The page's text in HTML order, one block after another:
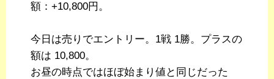
額：+10,800円。
今日は売りでエントリー。1戦 1勝。プラスの
額は 10,800。
お昼の時点ではほぼ始まり値と同じだった